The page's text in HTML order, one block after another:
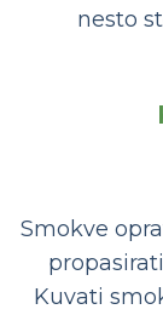
nesto
Smokve
Kuvati